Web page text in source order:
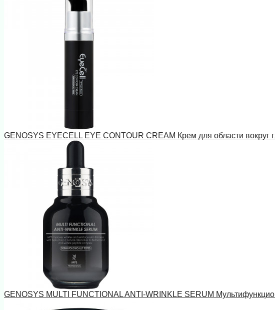
GENOSYS EYECELL EYE CONTOUR CREAM Крем для области вокруг
GENOSYS MULTI FUNCTIONAL ANTI-WRINKLE SERUM